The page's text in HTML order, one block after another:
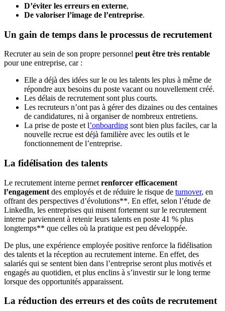
D’éviter les erreurs en externe,
De valoriser l’image de l’entreprise.
Un gain de temps dans le processus de recrutement
Recruter au sein de son propre personnel peut être très rentable
pour une entreprise, car :
Elle a déjà des idées sur le ou les talents les plus à même de
répondre aux besoins du poste vacant ou nouvellement créé.
Les délais de recrutement sont plus courts.
Les recruteurs n’ont pas à gérer des dizaines ou des centaines
de candidatures, ni à organiser de nombreux entretiens.
La prise de poste et l’onboarding sont bien plus faciles, car la
nouvelle recrue est déjà familière avec les outils et le
fonctionnement de l’entreprise.
La fidélisation des talents
Le recrutement interne permet renforcer efficacement
l’engagement des employés et de réduire le risque de turnover, en
offrant des perspectives d’évolutions**. En effet, selon l’étude de
LinkedIn, les entreprises qui misent fortement sur le recrutement
interne parviennent à retenir leurs talents en poste 41 % plus
longtemps** que celles où la pratique est peu développée.
De plus, une expérience employée positive renforce la fidélisation
des talents et la réception au recrutement interne. En effet, des
salariés qui se sentent bien dans l’entreprise seront plus motivés et
engagés au quotidien, et plus enclins à s’investir sur le long terme
lorsque des opportunités apparaissent.
La réduction des erreurs et des coûts de recrutement